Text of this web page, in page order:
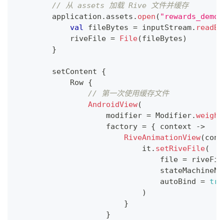
// 从 assets 加载 Rive 文件并缓存
        application
. assets . open (
val fileBytes = inputStream.
            riveFile
= File(fileBytes)
}
        setContent
{
            Row
{
// 第一次使用缓存文件
AndroidView(
                    modifier
= Modifier.weight
                    factory
= { context
->
RiveAnimationView(
                            it
. setRiveFile(
                                file
=
                                autoBind
=
)
}
}